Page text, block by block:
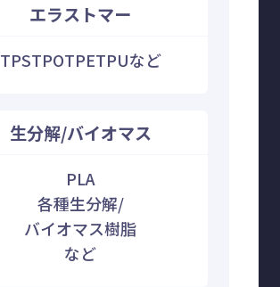
エラストマー
TPSTPOTPETPUなど
生分解/バイオマス
PLA
各種生分解/
バイオマス樹脂
など